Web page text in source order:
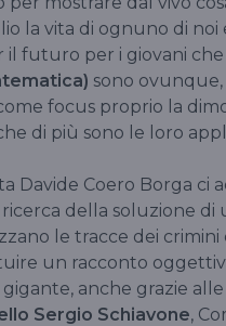
la vita di ognuno di
futuro per i giovani che
sono
focus proprio la
di più sono le loro
Davide Coero Borga ci
della soluzione di
le tracce dei
un racconto
gigante, anche grazie
Sergio Schiavone,